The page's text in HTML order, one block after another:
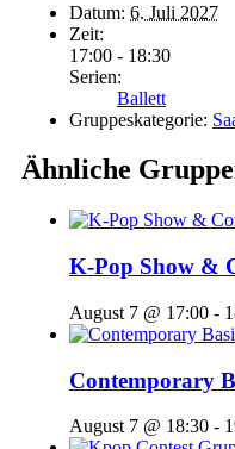
Datum: 6. Juli 2027
Zeit:
17:00 - 18:30
Serien:
Ballett
Gruppeskategorie:
Ähnliche
K-Pop Show &
August 7 @ 17:00 -
Contemporary
August 7 @ 18:30 -